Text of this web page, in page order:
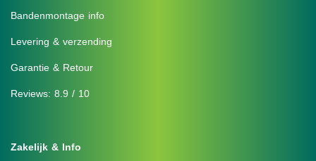
Bandenmontage info
Levering & verzending
Garantie & Retour
Reviews: 8.9 / 10
Zakelijk & Info